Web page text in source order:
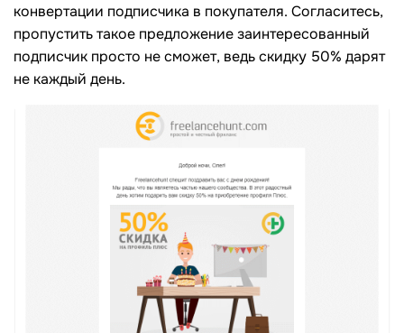
конвертации подписчика в покупателя. Согласитесь,
пропустить такое предложение заинтересованный
подписчик просто не сможет, ведь скидку 50% дарят
не каждый день.